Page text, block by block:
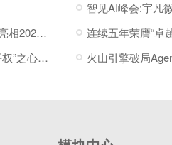
赋能场景创新：宇凡微携AI硬件解决方案亮相2026“深港同心·罗湖创景”场景创新大会!
入选深圳品牌白皮书！宇凡微：以“技术平权”之心，与深圳共赴AI